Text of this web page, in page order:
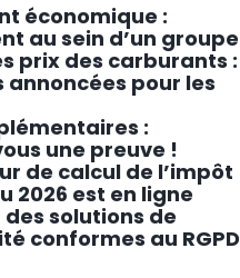
économique :
au sein d’un groupe
prix des carburants :
annoncées pour les
:
une preuve !
de calcul de l’impôt
2026 est en ligne
solutions de
conformes au RGPD